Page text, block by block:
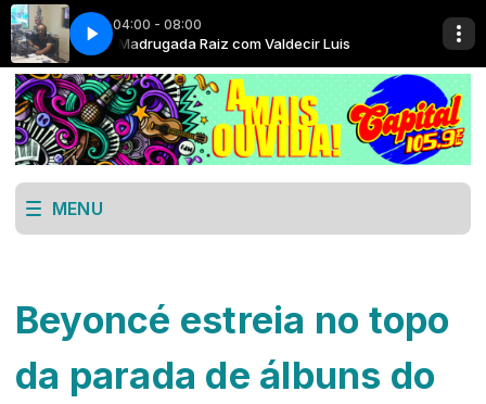
04:00 - 08:00
Madrugada Raiz com Valdecir Luis
MENU
Beyoncé estreia no topo
da parada de álbuns do